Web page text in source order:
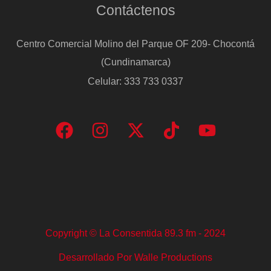
Contáctenos
Centro Comercial Molino del Parque OF 209- Chocontá
(Cundinamarca)
Celular: 333 733 0337
Copyright © La Consentida 89.3 fm - 2024
Desarrollado Por Walle Productions